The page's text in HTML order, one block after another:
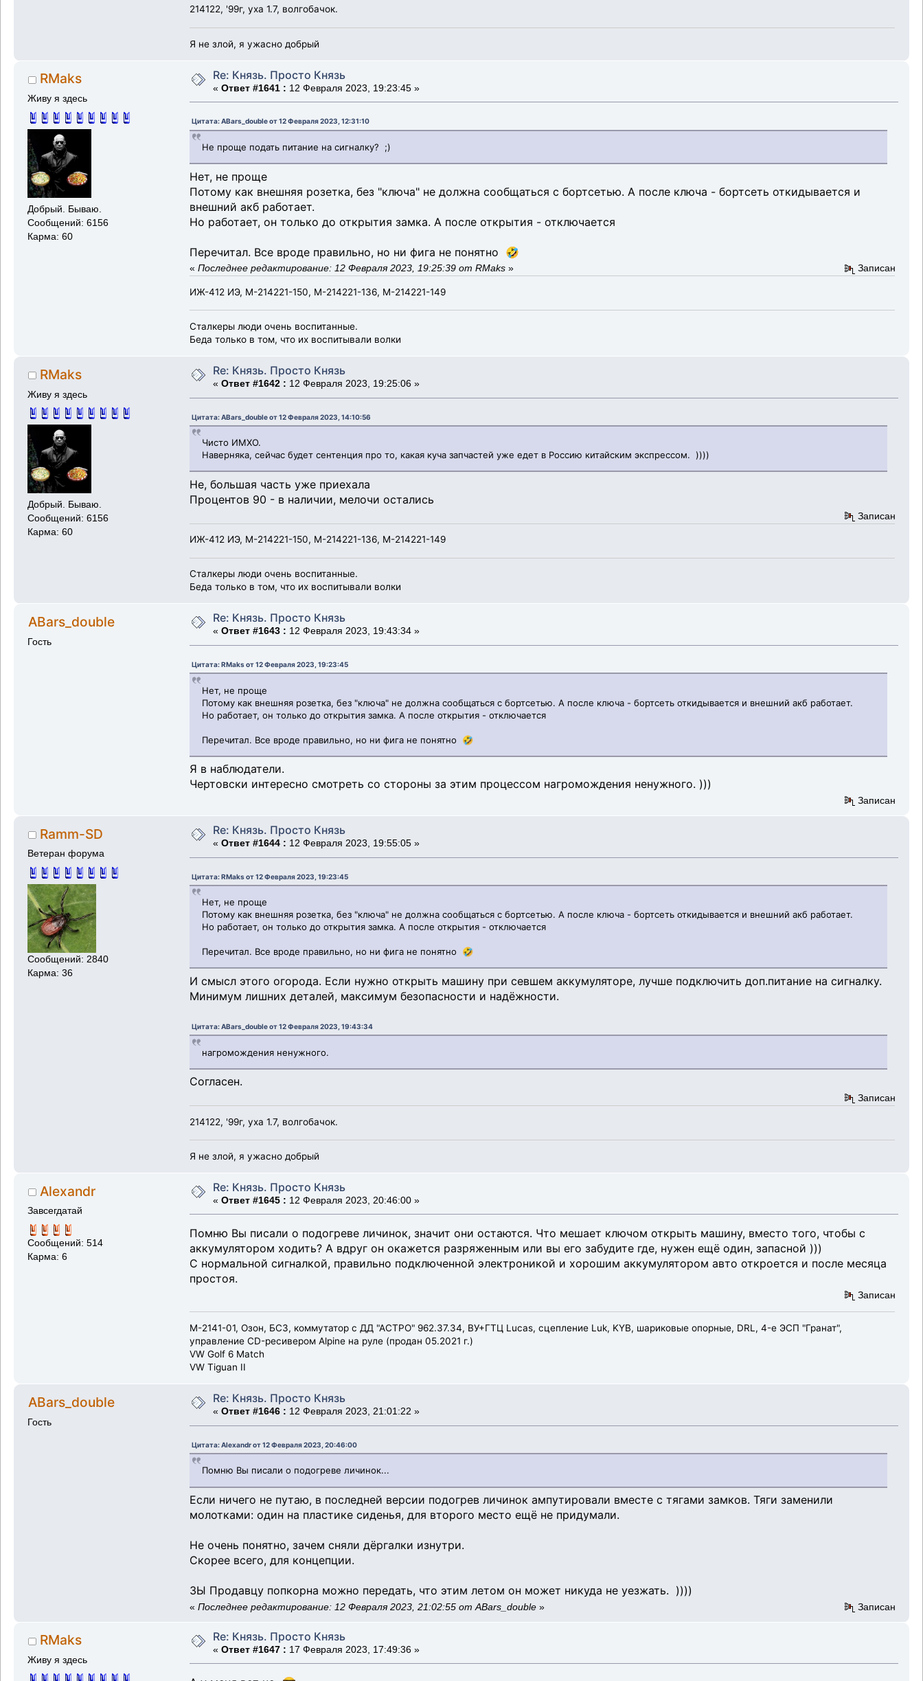
214122, '99г, уха 1.7, волгобачок.
Я не злой, я ужасно добрый
RMaks
Живу я здесь
Добрый. Бываю.
Сообщений: 6156
Карма: 60
Re: Князь. Просто Князь
« Ответ #1641 : 12 Февраля 2023, 19:23:45 »
Цитата: ABars_double от 12 Февраля 2023, 12:31:10
Не проще подать питание на сигналку? ;)
Нет, не проще
Потому как внешняя розетка, без "ключа" не должна сообщаться с бортсетью. А после ключа - бортсеть откидывается и
внешний акб работает.
Но работает, он только до открытия замка. А после открытия - отключается
Перечитал. Все вроде правильно, но ни фига не понятно 🤣
« Последнее редактирование: 12 Февраля 2023, 19:25:39 от RMaks » Записан
ИЖ-412 ИЭ, М-214221-150, М-214221-136, М-214221-149
Сталкеры люди очень воспитанные.
Беда только в том, что их воспитывали волки
RMaks
Живу я здесь
Добрый. Бываю.
Сообщений: 6156
Карма: 60
Re: Князь. Просто Князь
« Ответ #1642 : 12 Февраля 2023, 19:25:06 »
Цитата: ABars_double от 12 Февраля 2023, 14:10:56
Чисто ИМХО.
Наверняка, сейчас будет сентенция про то, какая куча запчастей уже едет в Россию китайским экспрессом. ))))
Не, большая часть уже приехала
Процентов 90 - в наличии, мелочи остались
Записан
ИЖ-412 ИЭ, М-214221-150, М-214221-136, М-214221-149
Сталкеры люди очень воспитанные.
Беда только в том, что их воспитывали волки
ABars_double
Гость
Re: Князь. Просто Князь
« Ответ #1643 : 12 Февраля 2023, 19:43:34 »
Цитата: RMaks от 12 Февраля 2023, 19:23:45
Нет, не проще
Потому как внешняя розетка, без "ключа" не должна сообщаться с бортсетью. А после ключа - бортсеть откидывается и внешний акб работает.
Но работает, он только до открытия замка. А после открытия - отключается
Перечитал. Все вроде правильно, но ни фига не понятно 🤣
Я в наблюдатели.
Чертовски интересно смотреть со стороны за этим процессом нагромождения ненужного. )))
Записан
Ramm-SD
Ветеран форума
Сообщений: 2840
Карма: 36
Re: Князь. Просто Князь
« Ответ #1644 : 12 Февраля 2023, 19:55:05 »
Цитата: RMaks от 12 Февраля 2023, 19:23:45
Нет, не проще
Потому как внешняя розетка, без "ключа" не должна сообщаться с бортсетью. А после ключа - бортсеть откидывается и внешний акб работает.
Но работает, он только до открытия замка. А после открытия - отключается
Перечитал. Все вроде правильно, но ни фига не понятно 🤣
И смысл этого огорода. Если нужно открыть машину при севшем аккумуляторе, лучше подключить доп.питание на сигналку.
Минимум лишних деталей, максимум безопасности и надёжности.
Цитата: ABars_double от 12 Февраля 2023, 19:43:34
нагромождения ненужного.
Согласен.
Записан
214122, '99г, уха 1.7, волгобачок.
Я не злой, я ужасно добрый
Alexandr
Завсегдатай
Сообщений: 514
Карма: 6
Re: Князь. Просто Князь
« Ответ #1645 : 12 Февраля 2023, 20:46:00 »
Помню Вы писали о подогреве личинок, значит они остаются. Что мешает ключом открыть машину, вместо того, чтобы с
аккумулятором ходить? А вдруг он окажется разряженным или вы его забудите где, нужен ещё один, запасной )))
С нормальной сигналкой, правильно подключенной электроникой и хорошим аккумулятором авто откроется и после месяца
простоя.
Записан
М-2141-01, Озон, БСЗ, коммутатор с ДД "АСТРО" 962.37.34, ВУ+ГТЦ Lucas, сцепление Luk, KYB, шариковые опорные, DRL, 4-е ЭСП "Гранат",
управление CD-ресивером Alpine на руле (продан 05.2021 г.)
VW Golf 6 Match
VW Tiguan II
ABars_double
Гость
Re: Князь. Просто Князь
« Ответ #1646 : 12 Февраля 2023, 21:01:22 »
Цитата: Alexandr от 12 Февраля 2023, 20:46:00
Помню Вы писали о подогреве личинок...
Если ничего не путаю, в последней версии подогрев личинок ампутировали вместе с тягами замков. Тяги заменили
молотками: один на пластике сиденья, для второго место ещё не придумали.
Не очень понятно, зачем сняли дёргалки изнутри.
Скорее всего, для концепции.
ЗЫ Продавцу попкорна можно передать, что этим летом он может никуда не уезжать. ))))
« Последнее редактирование: 12 Февраля 2023, 21:02:55 от ABars_double » Записан
RMaks
Живу я здесь
Re: Князь. Просто Князь
« Ответ #1647 : 17 Февраля 2023, 17:49:36 »